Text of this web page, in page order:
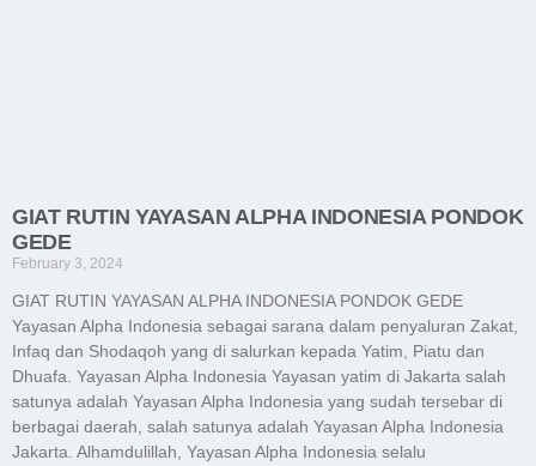
GIAT RUTIN YAYASAN ALPHA INDONESIA PONDOK
GEDE
February 3, 2024
GIAT RUTIN YAYASAN ALPHA INDONESIA PONDOK GEDE
Yayasan Alpha Indonesia sebagai sarana dalam penyaluran Zakat,
Infaq dan Shodaqoh yang di salurkan kepada Yatim, Piatu dan
Dhuafa. Yayasan Alpha Indonesia Yayasan yatim di Jakarta salah
satunya adalah Yayasan Alpha Indonesia yang sudah tersebar di
berbagai daerah, salah satunya adalah Yayasan Alpha Indonesia
Jakarta. Alhamdulillah, Yayasan Alpha Indonesia selalu